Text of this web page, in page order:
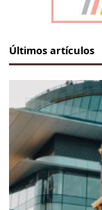
Últimos artículos